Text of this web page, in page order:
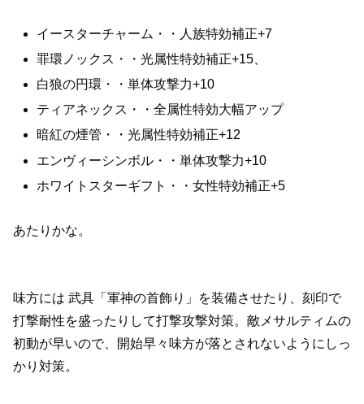
イースターチャーム・・人族特効補正+7
罪環ノックス・・光属性特効補正+15、
白狼の円環・・単体攻撃力+10
ティアネックス・・全属性特効大幅アップ
暗紅の煙管・・光属性特効補正+12
エンヴィーシンボル・・単体攻撃力+10
ホワイトスターギフト・・女性特効補正+5
あたりかな。
味方には 武具「軍神の首飾り」を装備させたり、刻印で
打撃耐性を盛ったりして打撃攻撃対策。敵メサルティムの
初動が早いので、開始早々味方が落とされないようにしっ
かり対策。